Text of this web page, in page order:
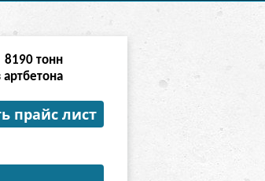
16382тонн
артбетона
прайс лист